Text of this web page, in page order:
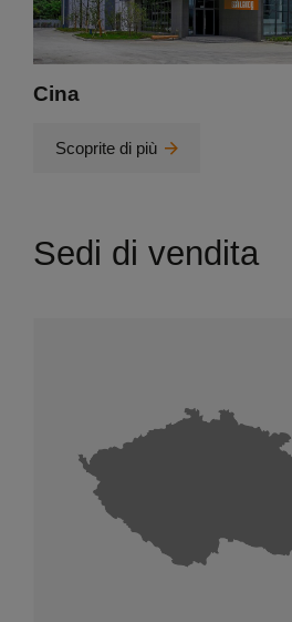
Cina
Scoprite di più
Sedi di vendita